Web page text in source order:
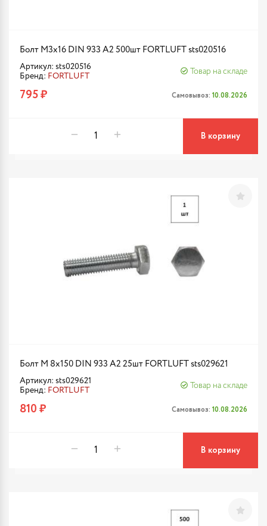
Болт М3х16 DIN 933 A2 500шт FORTLUFT sts020516
Артикул: sts020516
Бренд: FORTLUFT
Товар на складе
795 ₽ Самовывоз: 10.08.2026
В корзину
Болт М 8х150 DIN 933 A2 25шт FORTLUFT sts029621
Артикул: sts029621
Бренд: FORTLUFT
Товар на складе
810 ₽ Самовывоз: 10.08.2026
В корзину